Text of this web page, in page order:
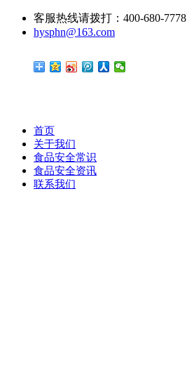
客服热线请拨打：400-680-7778
hysphn@163.com
首页
关于我们
食品安全常识
食品安全资讯
联系我们